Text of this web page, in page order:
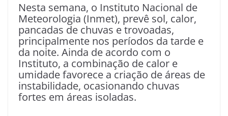
Nesta semana, o Instituto Nacional de
Meteorologia (Inmet), prevê sol, calor,
pancadas de chuvas e trovoadas,
principalmente nos períodos da tarde e
da noite. Ainda de acordo com o
Instituto, a combinação de calor e
umidade favorece a criação de áreas de
instabilidade, ocasionando chuvas
fortes em áreas isoladas.